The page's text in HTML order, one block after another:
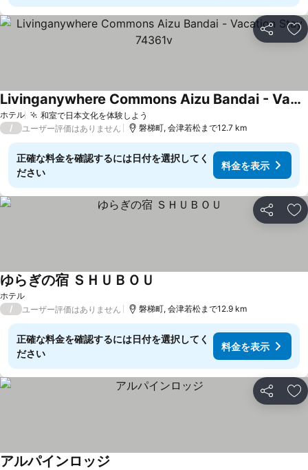
シェア お
ホテル 和室で日本文化を体験しよう
Livinganywhere Commons Aizu Bandai - Vacation Stay 74361v
/ ユーザー評価はありません 磐梯町, 会津若松まで12.7 km
正確な料金を確認するには日付を選択してく
ださい
料金を表示
シェア お
ホテル
ゆらぎの宿 ＳＨＵＢＯＵ
/ ユーザー評価はありません 磐梯町, 会津若松まで12.9 km
正確な料金を確認するには日付を選択してく
ださい
料金を表示
シェア お
アルパインロッジ